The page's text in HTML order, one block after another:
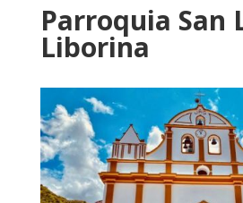
Parroquia San
Liborina